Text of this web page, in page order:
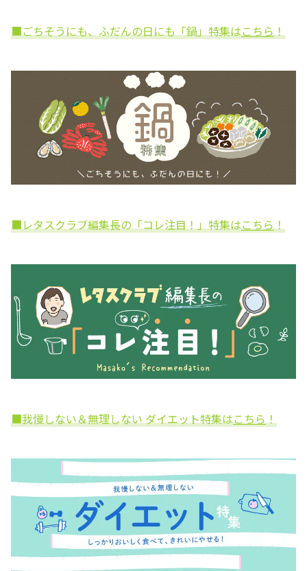
■ごちそうにも、ふだんの日にも「鍋」特集はこちら！
■レタスクラブ編集長の「コレ注目！」特集はこちら！
■我慢しない＆無理しない ダイエット特集はこちら！